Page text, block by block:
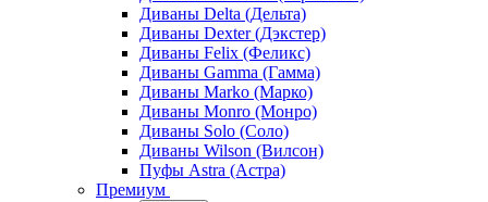
Диваны Delta (Дельта)
Диваны Dexter (Дэкстер)
Диваны Felix (Феликс)
Диваны Gamma (Гамма)
Диваны Marko (Марко)
Диваны Monro (Монро)
Диваны Solo (Соло)
Диваны Wilson (Вилсон)
Пуфы Astra (Астра)
Премиум